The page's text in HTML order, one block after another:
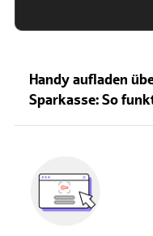
Handy aufladen
Sparkasse: So